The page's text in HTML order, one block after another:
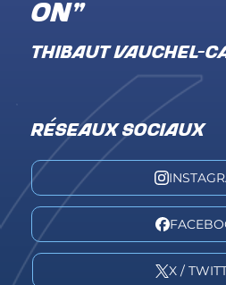
RÉSEAUX SOCIAUX
X /
on"
THIBAUT VAUCHEL-